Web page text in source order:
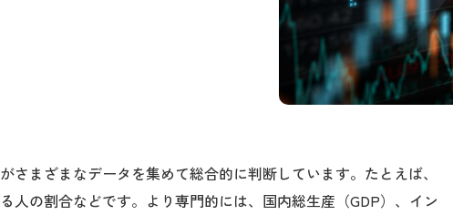
さまざまなデータを集めて総合的に判断しています。たとえば、
人の割合などです。より専門的には、国内総生産（GDP）、イン